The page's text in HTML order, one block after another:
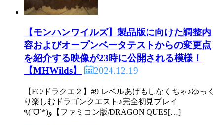
【モンハンワイルズ】製品版に向けた調整内
容およびオープンベータテストからの変更点
を紹介する映像が23時に公開される模様！
【MHWilds】
2024.12.19
【FC/ドラクエ２】#9 レベルあげもしなくちゃ♪ゆっく
り楽しむドラゴンクエスト♪完全初見プレイ
٩(ˊᗜˋ*)و【ファミコン版/DRAGON QUES[…]